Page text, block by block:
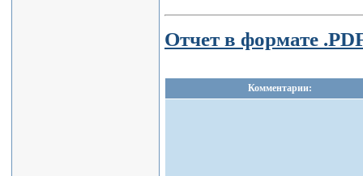
Отчет в формате
Комментарии: